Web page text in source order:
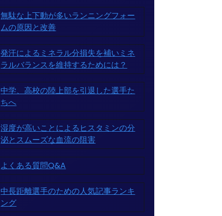
無駄な上下動が多いランニングフォー
ムの原因と改善
発汗によるミネラル分損失を補いミネ
ラルバランスを維持するためには？
中学、高校の陸上部を引退した選手た
ちへ
湿度が高いことによるヒスタミンの分
泌とスムーズな血流の阻害
よくある質問Q&A
中長距離選手のための人気記事ランキ
ング